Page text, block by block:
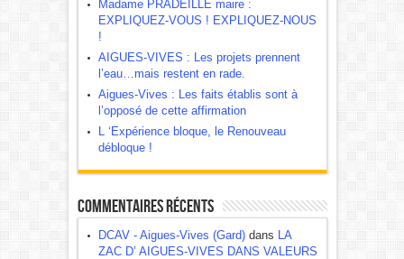
Madame PRADEILLE maire :
EXPLIQUEZ-VOUS ! EXPLIQUEZ-NOUS
!
AIGUES-VIVES : Les projets prennent
l’eau…mais restent en rade.
Aigues-Vives : Les faits établis sont à
l’opposé de cette affirmation
L ‘Expérience bloque, le Renouveau
débloque !
Commentaires récents
DCAV - Aigues-Vives (Gard)dans LA
ZAC D’ AIGUES-VIVES DANS VALEURS